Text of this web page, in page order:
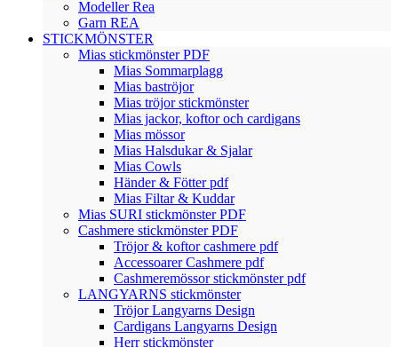
Modeller Rea
Garn REA
STICKMÖNSTER
Mias stickmönster PDF
Mias Sommarplagg
Mias baströjor
Mias tröjor stickmönster
Mias jackor, koftor och cardigans
Mias mössor
Mias Halsdukar & Sjalar
Mias Cowls
Händer & Fötter pdf
Mias Filtar & Kuddar
Mias SURI stickmönster PDF
Cashmere stickmönster PDF
Tröjor & koftor cashmere pdf
Accessoarer Cashmere pdf
Cashmeremössor stickmönster pdf
LANGYARNS stickmönster
Tröjor Langyarns Design
Cardigans Langyarns Design
Herr stickmönster